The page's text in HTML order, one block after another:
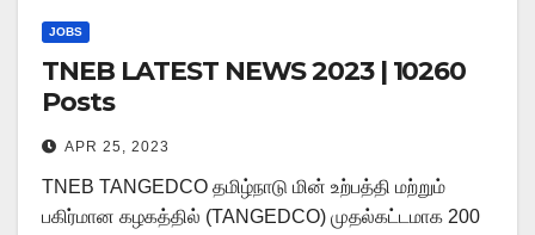
JOBS
TNEB LATEST NEWS 2023 | 10260
Posts
APR 25, 2023
TNEB TANGEDCO தமிழ்நாடு மின் உற்பத்தி மற்றும்
பகிர்மான கழகத்தில் (TANGEDCO) முதல்கட்டமாக 200